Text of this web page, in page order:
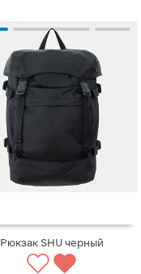
Рюкзак SHU черный